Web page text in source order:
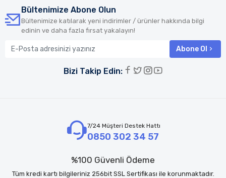
Bültenimize Abone Olun
Bültenimize katılarak yeni indirimler / ürünler hakkında bilgi
edinin ve daha fazla fırsat yakalayın!
Abone Ol
Bizi Takip Edin:
7/24 Müşteri Destek Hattı
0850 302 34 57
%100 Güvenli Ödeme
Tüm kredi kartı bilgileriniz 256bit SSL Sertifikası ile korunmaktadır.